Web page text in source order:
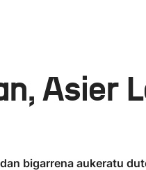
Asier
bigarrena aukeratu